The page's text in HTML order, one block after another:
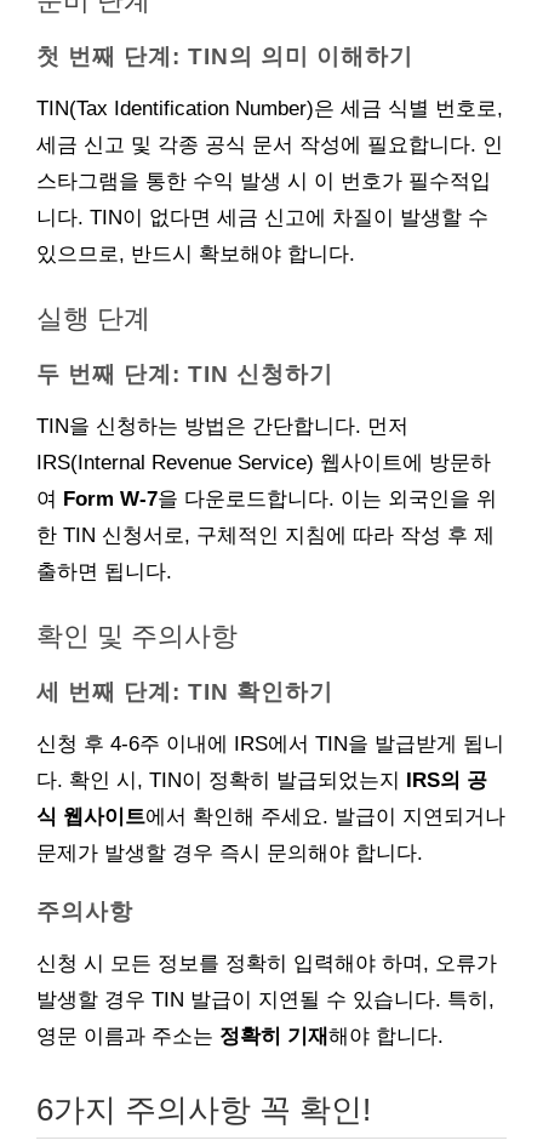
첫 번째 단계: TIN의 의미 이해하기
TIN(Tax Identification Number)은 세금 식별 번호로,
세금 신고 및 각종 공식 문서 작성에 필요합니다. 인
스타그램을 통한 수익 발생 시 이 번호가 필수적입
니다. TIN이 없다면 세금 신고에 차질이 발생할 수
있으므로, 반드시 확보해야 합니다.
실행 단계
두 번째 단계: TIN 신청하기
TIN을 신청하는 방법은 간단합니다. 먼저
IRS(Internal Revenue Service) 웹사이트에 방문하
여 Form W-7을 다운로드합니다. 이는 외국인을 위
한 TIN 신청서로, 구체적인 지침에 따라 작성 후 제
출하면 됩니다.
확인 및 주의사항
세 번째 단계: TIN 확인하기
신청 후 4-6주 이내에 IRS에서 TIN을 발급받게 됩니
다. 확인 시, TIN이 정확히 발급되었는지 IRS의 공
식 웹사이트에서 확인해 주세요. 발급이 지연되거나
문제가 발생할 경우 즉시 문의해야 합니다.
주의사항
신청 시 모든 정보를 정확히 입력해야 하며, 오류가
발생할 경우 TIN 발급이 지연될 수 있습니다. 특히,
영문 이름과 주소는 정확히 기재해야 합니다.
6가지 주의사항 꼭 확인!